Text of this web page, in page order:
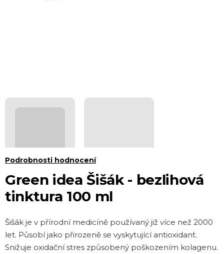
Green idea Šišák - bezlihová
tinktura 100 ml
Průměrné
produktu
je
z 5
hvězdiček.
Podrobnosti hodnocení
Šišák je v přírodní medicíně používaný již více než 2000
let. Působí jako přirozeně se vyskytující antioxidant.
Snižuje oxidační stres způsobený poškozením kolagenu.